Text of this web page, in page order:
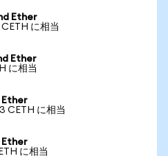
Ether
に相当
Ether
に相当
Ether
CETH に相当
Ether
に相当